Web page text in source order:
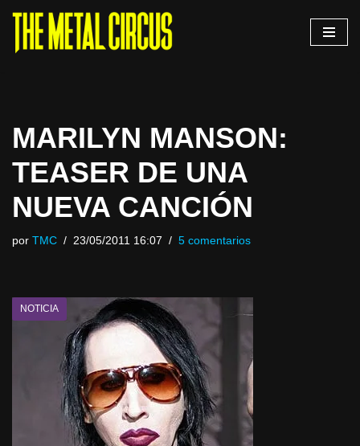
Saltar
MARILYN MANSON:
TEASER DE UNA
NUEVA CANCIÓN
por TMC 23/05/2011 16:07 5 comentarios
NOTICIA